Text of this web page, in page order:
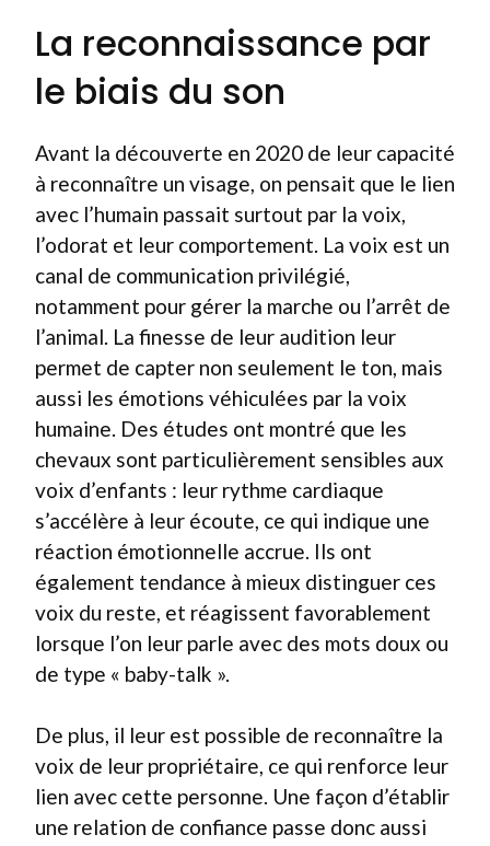
La reconnaissance par
le biais du son
Avant la découverte en 2020 de leur capacité
à reconnaître un visage, on pensait que le lien
avec l’humain passait surtout par la voix,
l’odorat et leur comportement. La voix est un
canal de communication privilégié,
notamment pour gérer la marche ou l’arrêt de
l’animal. La finesse de leur audition leur
permet de capter non seulement le ton, mais
aussi les émotions véhiculées par la voix
humaine. Des études ont montré que les
chevaux sont particulièrement sensibles aux
voix d’enfants : leur rythme cardiaque
s’accélère à leur écoute, ce qui indique une
réaction émotionnelle accrue. Ils ont
également tendance à mieux distinguer ces
voix du reste, et réagissent favorablement
lorsque l’on leur parle avec des mots doux ou
de type « baby-talk ».
De plus, il leur est possible de reconnaître la
voix de leur propriétaire, ce qui renforce leur
lien avec cette personne. Une façon d’établir
une relation de confiance passe donc aussi